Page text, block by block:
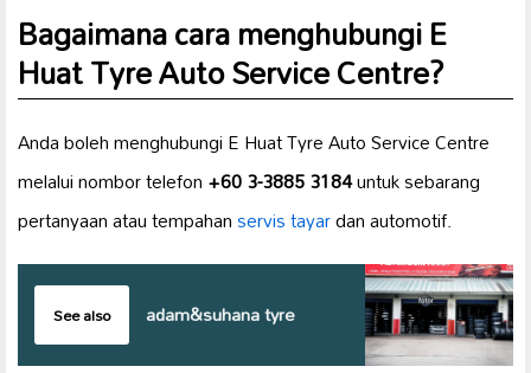
Bagaimana cara menghubungi E
Huat Tyre Auto Service Centre?
Anda boleh menghubungi E Huat Tyre Auto Service Centre
melalui nombor telefon+60 3-3885 3184untuk sebarang
pertanyaan atau tempahanservis tayardan automotif.
See also adam&suhana tyre